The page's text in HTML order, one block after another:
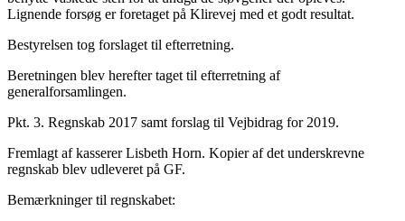
Lignende forsøg er foretaget på Klirevej med et godt resultat.
Bestyrelsen tog forslaget til efterretning.
Beretningen blev herefter taget til efterretning af
generalforsamlingen.
Pkt. 3. Regnskab 2017 samt forslag til Vejbidrag for 2019.
Fremlagt af kasserer Lisbeth Horn. Kopier af det underskrevne
regnskab blev udleveret på GF.
Bemærkninger til regnskabet: